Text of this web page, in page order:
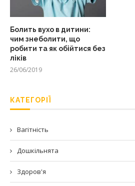
Болить вухо в дитини:
чим знеболити, що
робити та як обійтися без
ліків
26/06/2019
КАТЕГОРІЇ
Вагітність
Дошкільнята
Здоров'я